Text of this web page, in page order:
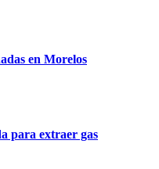
en Morelos
para extraer gas